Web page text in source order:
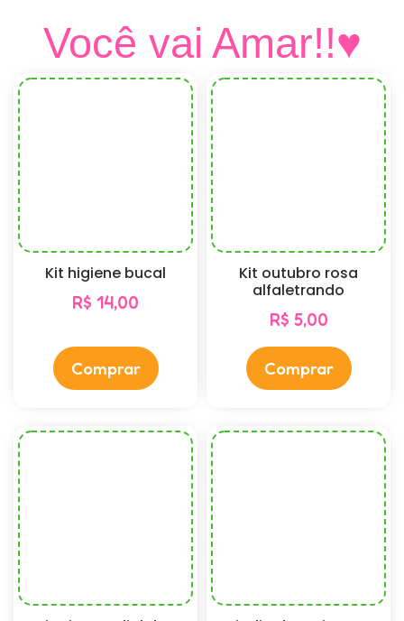
Você vai Amar!!♥
Kit higiene bucal
R$ 14,00
Comprar
Kit outubro rosa
alfaletrando
R$ 5,00
Comprar